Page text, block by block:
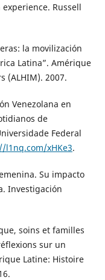
Russell
la movilización
Latina”. Amérique
(ALHIM). 2007.
Venezolana en
de
Federal
l1nq.com/xHKe3.
Su impacto
Investigación
soins et familles
sur un
Latine: Histoire